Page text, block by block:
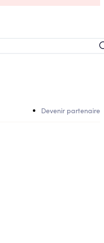
Devenir partenaire